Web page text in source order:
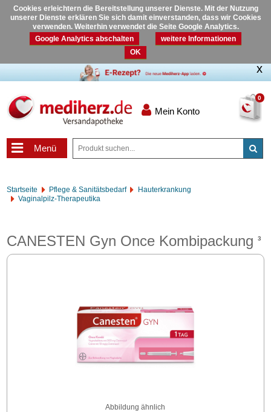
Cookies erleichtern die Bereitstellung unserer Dienste. Mit der Nutzung
unserer Dienste erklären Sie sich damit einverstanden, dass wir Cookies
verwenden. Weiterhin verwendet die Seite Google Analytics.
Google Analytics abschalten
weitere Informationen
OK
0
Mein Konto
Menü
Startseite Pflege & Sanitätsbedarf
Hauterkrankung
Vaginalpilz-Therapeutika
CANESTEN Gyn Once Kombipackung3
Abbildung ähnlich